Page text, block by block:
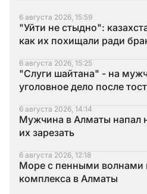
6 августа 2026, 15:59
"Уйти не стыдно":
как их похищали ради
6 августа 2026, 15:25
"Слуги шайтана" - на
уголовное дело после
6 августа 2026, 14:14
Мужчина в Алматы напал
их зарезать
6 августа 2026, 12:18
Море с пенными волнами
комплекса в Алматы